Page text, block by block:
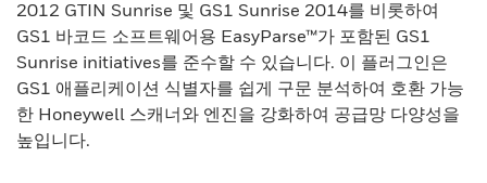
2012 GTIN Sunrise 및 GS1 Sunrise 2014를 비롯하여
GS1 바코드 소프트웨어용 EasyParse™가 포함된 GS1
Sunrise initiatives를 준수할 수 있습니다. 이 플러그인은
GS1 애플리케이션 식별자를 쉽게 구문 분석하여 호환 가능
한 Honeywell 스캐너와 엔진을 강화하여 공급망 다양성을
높입니다.